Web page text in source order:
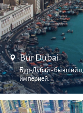
Bur Dubai
Бур-Дубай - бывший
империей.